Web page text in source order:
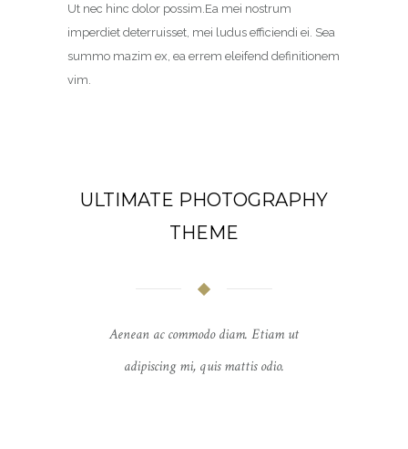
Ut nec hinc dolor possim.Ea mei nostrum
imperdiet deterruisset, mei ludus efficiendi ei. Sea
summo mazim ex, ea errem eleifend definitionem
vim.
ULTIMATE PHOTOGRAPHY
THEME
Aenean ac commodo diam. Etiam ut
adipiscing mi, quis mattis odio.